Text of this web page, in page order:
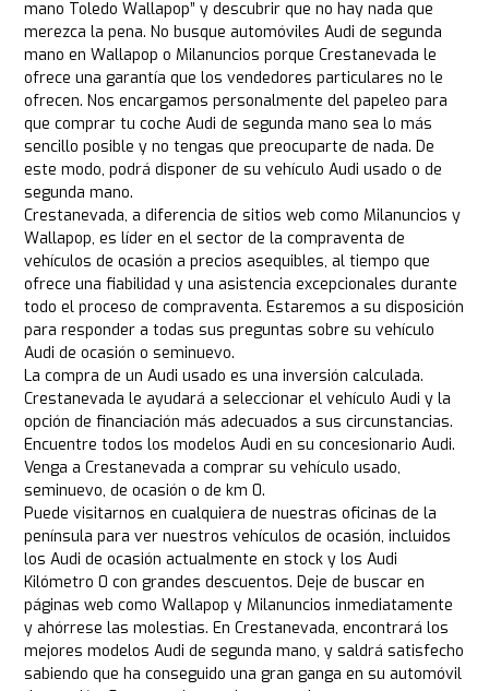
mano Toledo Wallapop” y descubrir que no hay nada que
merezca la pena. No busque automóviles Audi de segunda
mano en Wallapop o Milanuncios porque Crestanevada le
ofrece una garantía que los vendedores particulares no le
ofrecen. Nos encargamos personalmente del papeleo para
que comprar tu coche Audi de segunda mano sea lo más
sencillo posible y no tengas que preocuparte de nada. De
este modo, podrá disponer de su vehículo Audi usado o de
segunda mano.
Crestanevada, a diferencia de sitios web como Milanuncios y
Wallapop, es líder en el sector de la compraventa de
vehículos de ocasión a precios asequibles, al tiempo que
ofrece una fiabilidad y una asistencia excepcionales durante
todo el proceso de compraventa. Estaremos a su disposición
para responder a todas sus preguntas sobre su vehículo
Audi de ocasión o seminuevo.
La compra de un Audi usado es una inversión calculada.
Crestanevada le ayudará a seleccionar el vehículo Audi y la
opción de financiación más adecuados a sus circunstancias.
Encuentre todos los modelos Audi en su concesionario Audi.
Venga a Crestanevada a comprar su vehículo usado,
seminuevo, de ocasión o de km 0.
Puede visitarnos en cualquiera de nuestras oficinas de la
península para ver nuestros vehículos de ocasión, incluidos
los Audi de ocasión actualmente en stock y los Audi
Kilómetro 0 con grandes descuentos. Deje de buscar en
páginas web como Wallapop y Milanuncios inmediatamente
y ahórrese las molestias. En Crestanevada, encontrará los
mejores modelos Audi de segunda mano, y saldrá satisfecho
sabiendo que ha conseguido una gran ganga en su automóvil